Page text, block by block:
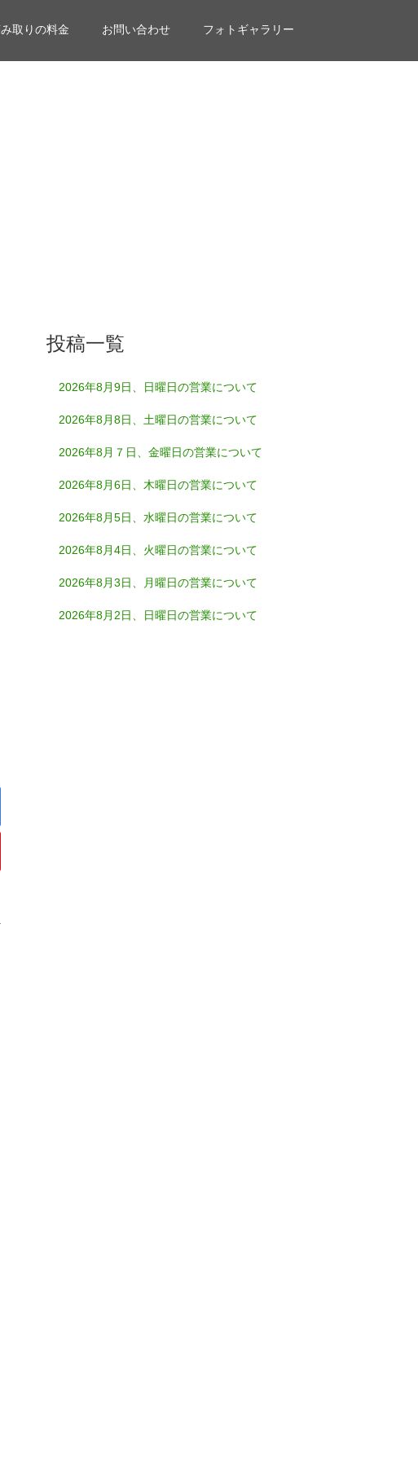
取りの料金 お問い合わせ フォトギャラリー
投稿一覧
2026年8月9日、日曜日の営業について
2026年8月8日、土曜日の営業について
2026年8月７日、金曜日の営業について
2026年8月6日、木曜日の営業について
2026年8月5日、水曜日の営業について
2026年8月4日、火曜日の営業について
2026年8月3日、月曜日の営業について
2026年8月2日、日曜日の営業について